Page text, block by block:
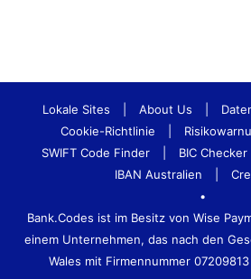
Lokale Sites About Us
Cookie-Richtlinie
SWIFT Code Finder
BIC Checker
IBAN Australien
•
Bank.Codes ist im Besitz von Wise
einem Unternehmen, das nach den
Wales mit Firmennummer